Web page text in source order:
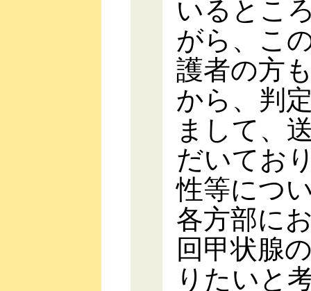
いるとこ
がら、こ
護者の方
から、判
まして、
だいてお
性等につ
各方部に
回甲状腺
りたいと